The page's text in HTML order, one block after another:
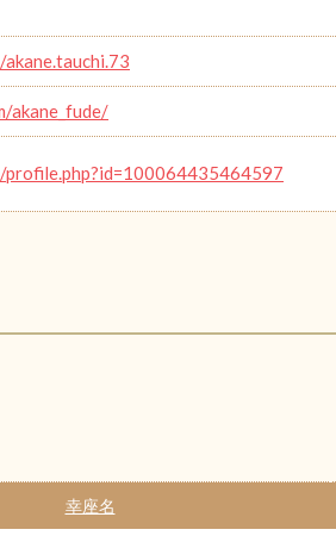
akane_fude/
幸座名